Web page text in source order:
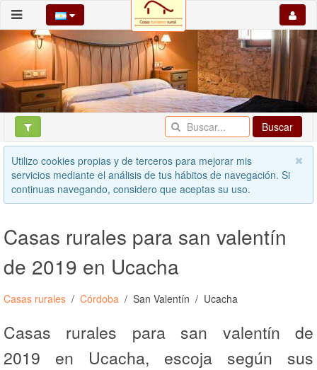
Buscar
Utilizo cookies propias y de terceros para mejorar mis
servicios mediante el análisis de tus hábitos de navegación. Si
continuas navegando, considero que aceptas su uso.
Casas rurales para san valentín
de 2019 en Ucacha
Casas rurales Córdoba San Valentín Ucacha
Casas rurales para san valentín de
2019 en Ucacha, escoja según sus